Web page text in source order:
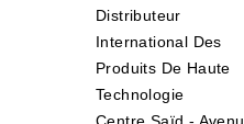
Distributeur
International Des
Produits De Haute
Technologie